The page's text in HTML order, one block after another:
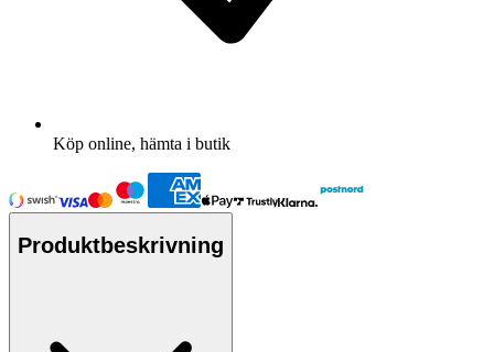
Köp online, hämta i butik
Produktbeskrivning